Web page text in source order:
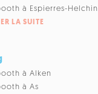
à Espierres-Helchin
LA SUITE
à Alken
à As